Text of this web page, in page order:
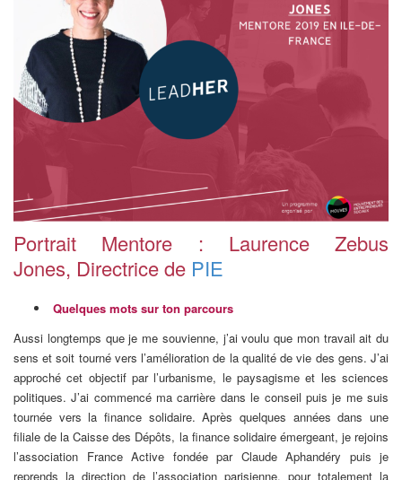
Portrait Mentore : Laurence Zebus
Jones, Directrice de PIE
Quelques mots sur ton parcours
Aussi longtemps que je me souvienne, j’ai voulu que mon travail ait du
sens et soit tourné vers l’amélioration de la qualité de vie des gens. J’ai
approché cet objectif par l’urbanisme, le paysagisme et les sciences
politiques. J’ai commencé ma carrière dans le conseil puis je me suis
tournée vers la finance solidaire. Après quelques années dans une
filiale de la Caisse des Dépôts, la finance solidaire émergeant, je rejoins
l’association France Active fondée par Claude Aphandéry puis je
reprends la direction de l’association parisienne, pour totalement la